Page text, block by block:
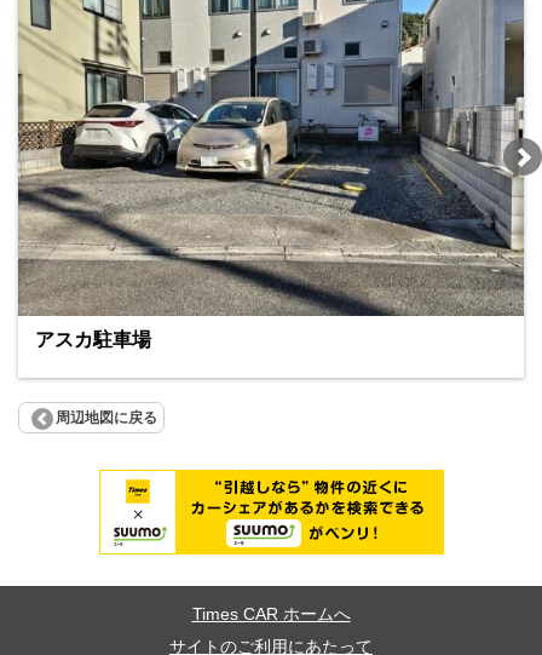
アスカ駐車場
周辺地図に戻る
Times CAR ホームへ
サイトのご利用にあたって